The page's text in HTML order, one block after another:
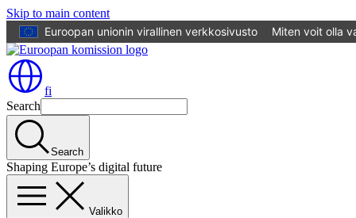
Skip to main content
Euroopan unionin virallinen verkkosivusto
Miten voit olla
fi
Search
Search
Shaping Europe’s digital future
Valikko